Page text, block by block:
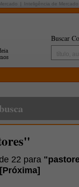
Inteligência de Mercado
Buscar
22 para
[Próxima]